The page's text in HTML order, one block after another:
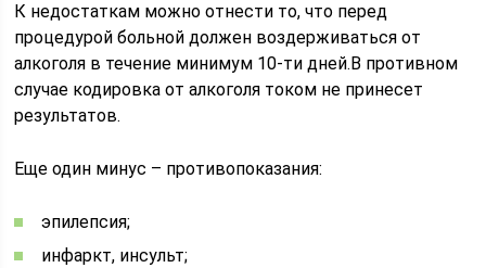
К недостаткам можно отнести то, что перед
процедурой больной должен воздерживаться от
алкоголя в течение минимум 10-ти дней.В противном
случае кодировка от алкоголя током не принесет
результатов.
Еще один минус – противопоказания:
эпилепсия;
инфаркт, инсульт;